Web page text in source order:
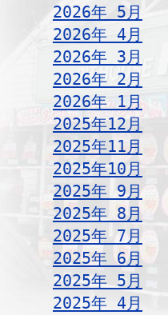
2026年 5月
2026年 4月
2026年 3月
2026年 2月
2026年 1月
2025年12月
2025年11月
2025年10月
2025年 9月
2025年 8月
2025年 7月
2025年 6月
2025年 5月
2025年 4月